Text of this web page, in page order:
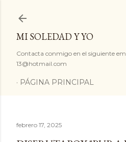
MI SOLEDAD Y YO
Contacta conmigo en el siguiente
13@hotmail.com
PÁGINA PRINCIPAL
febrero 17, 2025